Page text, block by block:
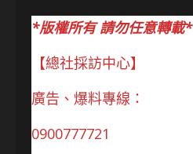
*版權所有 請勿任意轉載*
【總社採訪中心】
廣告、爆料專線：
0900777721